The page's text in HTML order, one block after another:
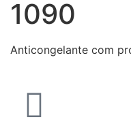
1090
Anticongelante com